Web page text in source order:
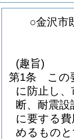
○金沢市
(趣旨)
第1条
この
に防止し
断、耐震
に要する
めるもの